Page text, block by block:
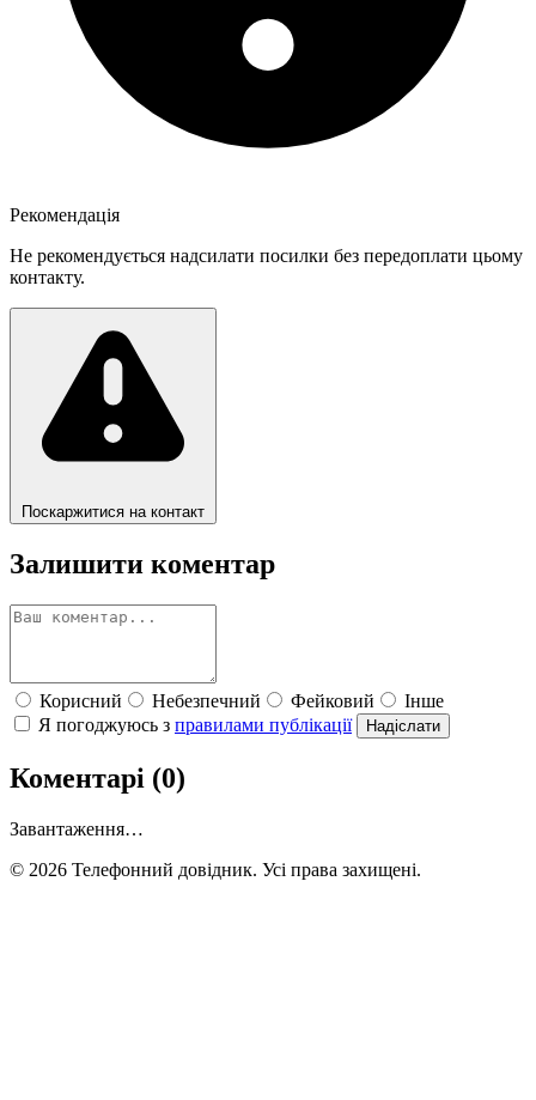
Рекомендація
Не рекомендується надсилати посилки без передоплати цьому
контакту.
Поскаржитися на контакт
Залишити коментар
Корисний Небезпечний Фейковий
Інше
Я погоджуюсь з правилами публікації Надіслати
Коментарі (0)
Завантаження…
© 2026 Телефонний довідник. Усі права захищені.